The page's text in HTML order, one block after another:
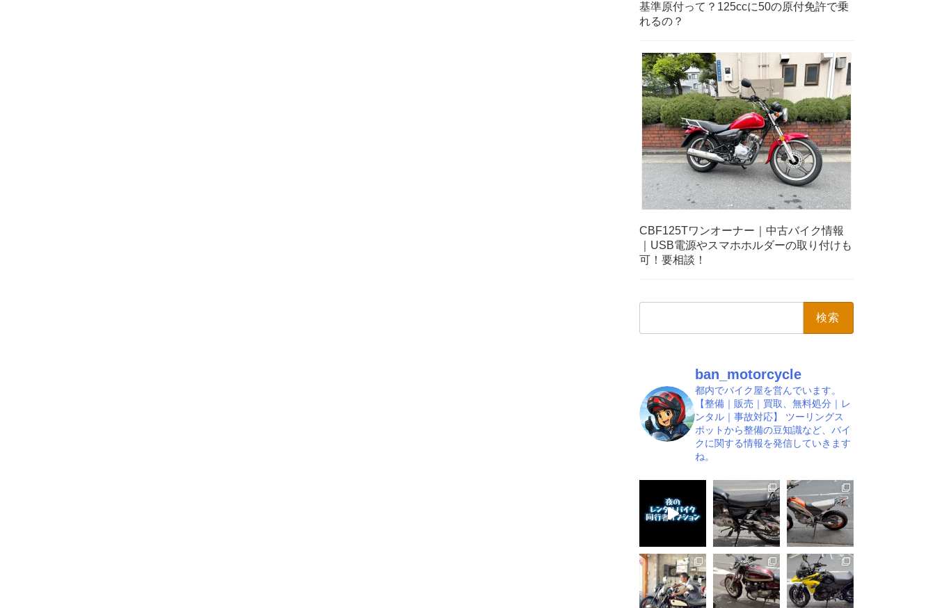
基準原付って？125ccに50の原付免許で乗
れるの？
CBF125Tワンオーナー｜中古バイク情報
｜USB電源やスマホホルダーの取り付けも
可！要相談！
ban_motorcycle
都内でバイク屋を営んでいます。
【整備｜販売｜買取、無料処分｜レ
ンタル｜事故対応】
ツーリングス
ポットから整備の豆知識など、バイ
クに関する情報を発信していきます
ね。